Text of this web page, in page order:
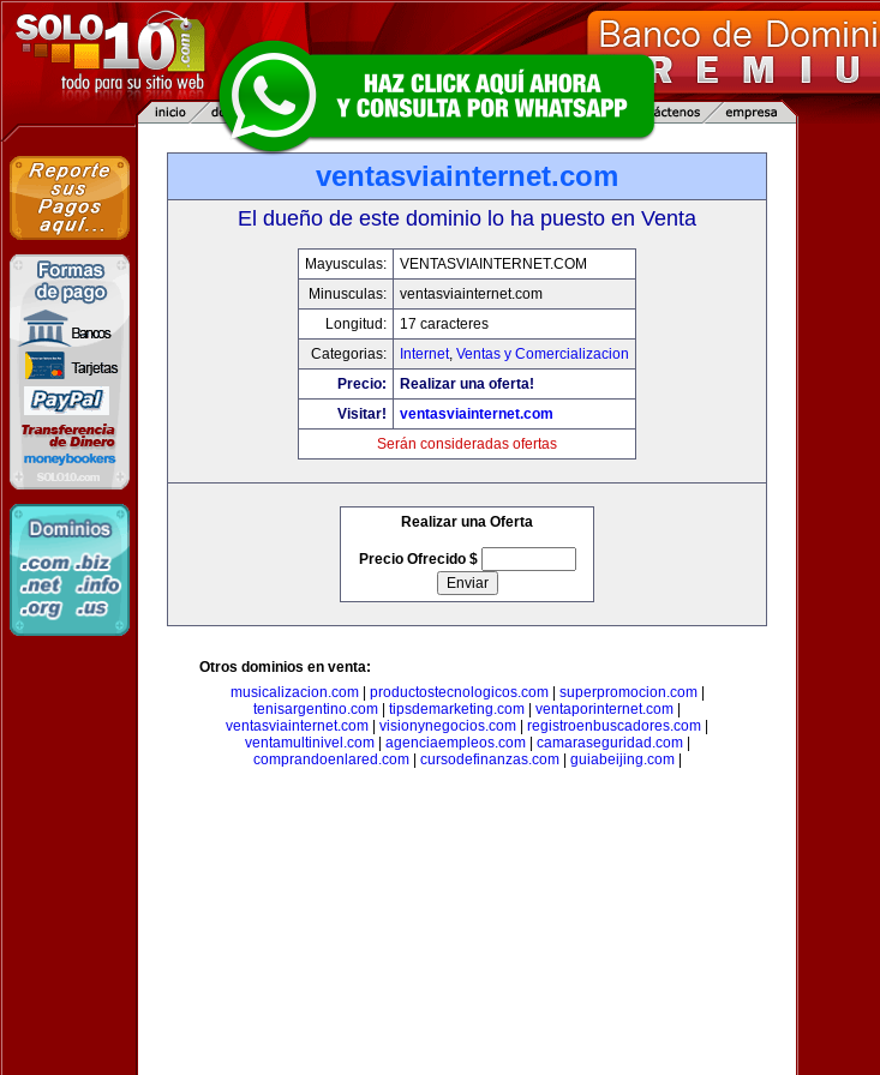
ventasviainternet.com
El dueño de este dominio lo ha puesto en Venta
Mayusculas:
VENTASVIAINTERNET.COM
Minusculas:
ventasviainternet.com
Longitud:
17 caracteres
Categorias:
Internet, Ventas y Comercializacion
Precio:
Realizar una oferta!
Visitar!
ventasviainternet.com
Serán consideradas ofertas
Realizar una Oferta
Precio Ofrecido $
Otros dominios en venta:
musicalizacion.com| productostecnologicos.com| superpromocion.com|
tenisargentino.com
tipsdemarketing.com ventaporinternet.com
ventasviainternet.com
visionynegocios.com registroenbuscadores.com
ventamultinivel.com| agenciaempleos.com| camaraseguridad.com|
comprandoenlared.com| cursodefinanzas.com| guiabeijing.com|